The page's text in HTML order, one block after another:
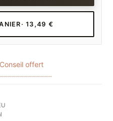
· 13,49 €
offert